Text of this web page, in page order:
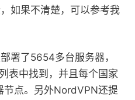
如果不清楚，可以参考我
署了5654多台服务器，
表中找到，并且每个国家
节点。另外NordVPN还提